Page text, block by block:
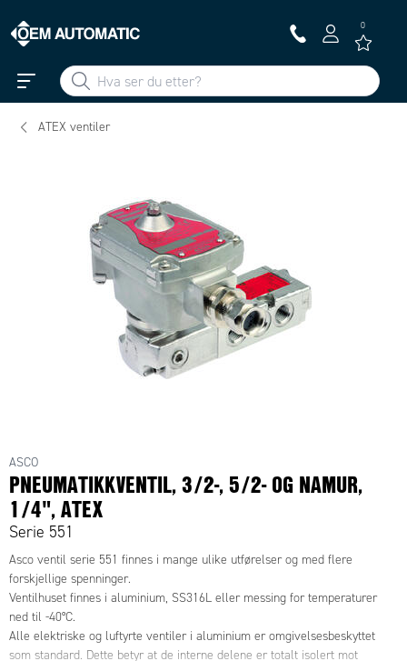
0
ATEX ventiler
ASCO
PNEUMATIKKVENTIL, 3/2-, 5/2- OG NAMUR,
1/4", ATEX
Serie 551
Asco ventil serie 551 finnes i mange ulike utførelser og med flere
forskjellige spenninger.
Ventilhuset finnes i aluminium, SS316L eller messing for temperaturer
ned til -40°C.
Alle elektriske og luftyrte ventiler i aluminium er omgivelsesbeskyttet
som standard. Dette betyr at de interne delene er totalt isolert mot